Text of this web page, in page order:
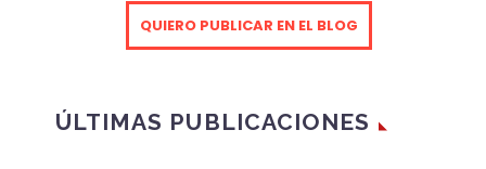
QUIERO PUBLICAR EN EL BLOG
ÚLTIMAS PUBLICACIONES